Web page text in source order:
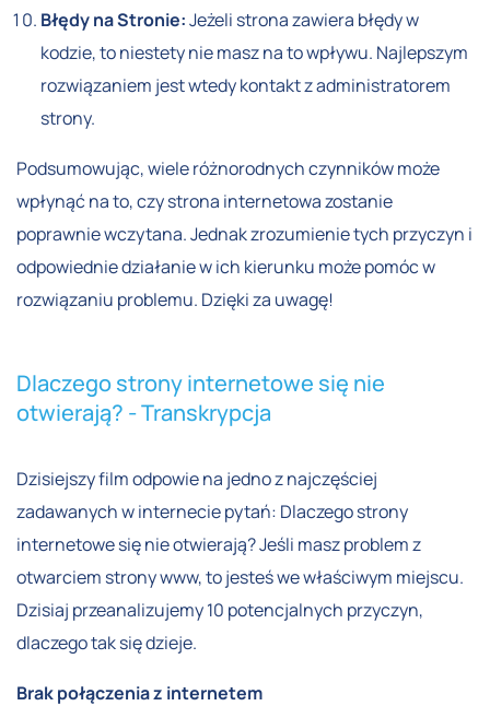
Błędy na Stronie:Jeżeli strona zawiera błędy w
kodzie, to niestety nie masz na to wpływu. Najlepszym
rozwiązaniem jest wtedy kontakt z administratorem
strony.
Podsumowując, wiele różnorodnych czynników może
wpłynąć na to, czy strona internetowa zostanie
poprawnie wczytana. Jednak zrozumienie tych przyczyn i
odpowiednie działanie w ich kierunku może pomóc w
rozwiązaniu problemu. Dzięki za uwagę!
Dlaczego strony internetowe się nie
otwierają? - Transkrypcja
Dzisiejszy film odpowie na jedno z najczęściej
zadawanych w internecie pytań: Dlaczego strony
internetowe się nie otwierają? Jeśli masz problem z
otwarciem strony www, to jesteś we właściwym miejscu.
Dzisiaj przeanalizujemy 10 potencjalnych przyczyn,
dlaczego tak się dzieje.
Brak połączenia z internetem